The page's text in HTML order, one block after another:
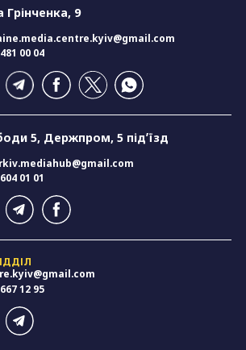
Грінченка, 9
00 04
5, Держпром, 5 підʼїзд
01 01
12 95